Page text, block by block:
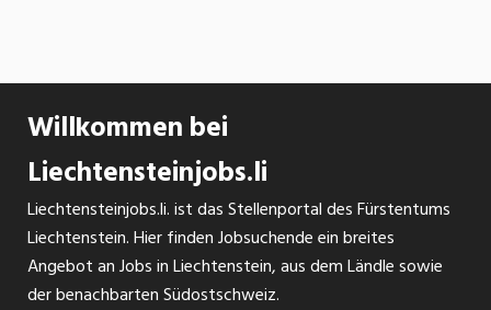
INSERAT ANSEHEN
Willkommen bei
Liechtensteinjobs.li
Liechtensteinjobs.li. ist das Stellenportal des Fürstentums
Liechtenstein. Hier finden Jobsuchende ein breites
Angebot an Jobs in Liechtenstein, aus dem Ländle sowie
der benachbarten Südostschweiz.